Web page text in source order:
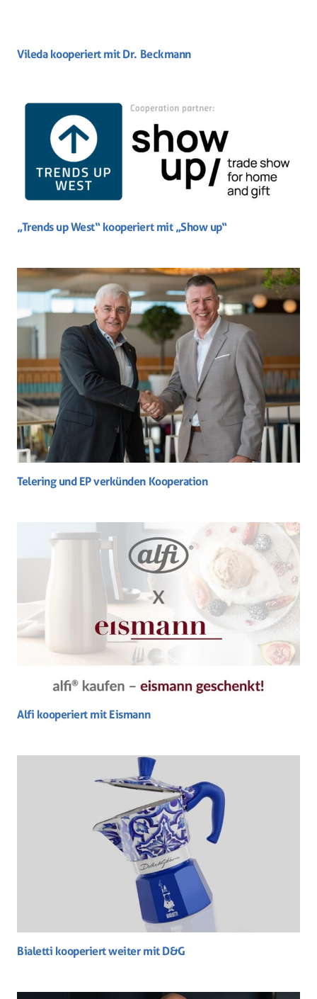
Vileda kooperiert mit Dr. Beckmann
„Trends up West“ kooperiert mit „Show up“
Telering und EP verkünden Kooperation
Alfi kooperiert mit Eismann
Bialetti kooperiert weiter mit D&G